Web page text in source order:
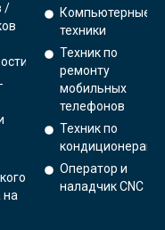
/
на
Компьютерные
техники
Техник по
ремонту
мобильных
телефонов
Техник по
кондиционерам
Оператор и
наладчик CNC